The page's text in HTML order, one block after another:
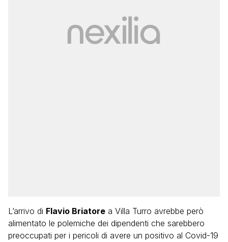
L’arrivo di Flavio Briatore a Villa Turro avrebbe però
alimentato le polemiche dei dipendenti che sarebbero
preoccupati per i pericoli di avere un positivo al Covid-19